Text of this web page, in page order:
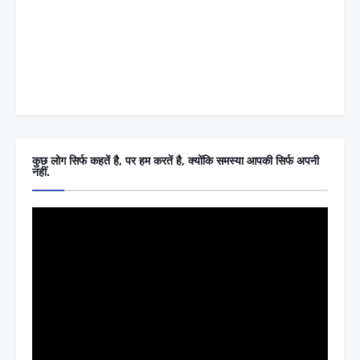
कुछ लोग सिर्फ कहतें है, पर हम करतें है, क्योंकि समस्या आपकी सिर्फ अपनी
नहीं.